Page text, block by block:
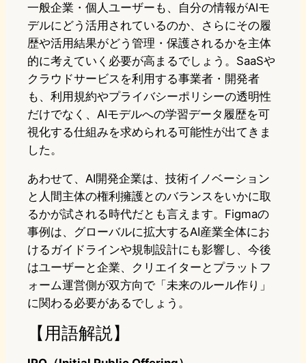
一般企業・個人ユーザーも、自分の情報がAIモ
デルにどう活用されているのか、さらにその履
歴や活用結果がどう管理・保護されるかを主体
的に考えていく必要が高まるでしょう。SaaSや
クラウドサービスを利用する事業者・開発者
も、利用規約やプライバシーポリシーの透明性
だけでなく、AIモデルへの学習データ履歴を可
視化する仕組みを求められる可能性が出てきま
した。
あわせて、AI開発企業は、技術イノベーション
と人間主体の権利擁護とのバランスをいかに取
るかが試される時代だとも言えます。Figmaの
事例は、グローバルに拡大するAI産業全体にお
けるガイドラインや規制設計にも影響し、今後
はユーザーと企業、クリエイターとプラットフ
ォーム運営側が双方向で「未来のルール作り」
に関わる必要があるでしょう。
【用語解説】